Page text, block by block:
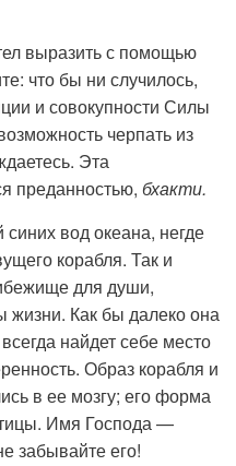
выразить с помощью
что бы ни случилось,
и совокупности Силы
черпать из
Эта
преданностью, бхакти.
вод океана, негде
корабля. Так и
для души,
Как бы далеко она
найдет себе место
Образ корабля и
в ее мозгу; его форма
Имя Господа —
забывайте его!